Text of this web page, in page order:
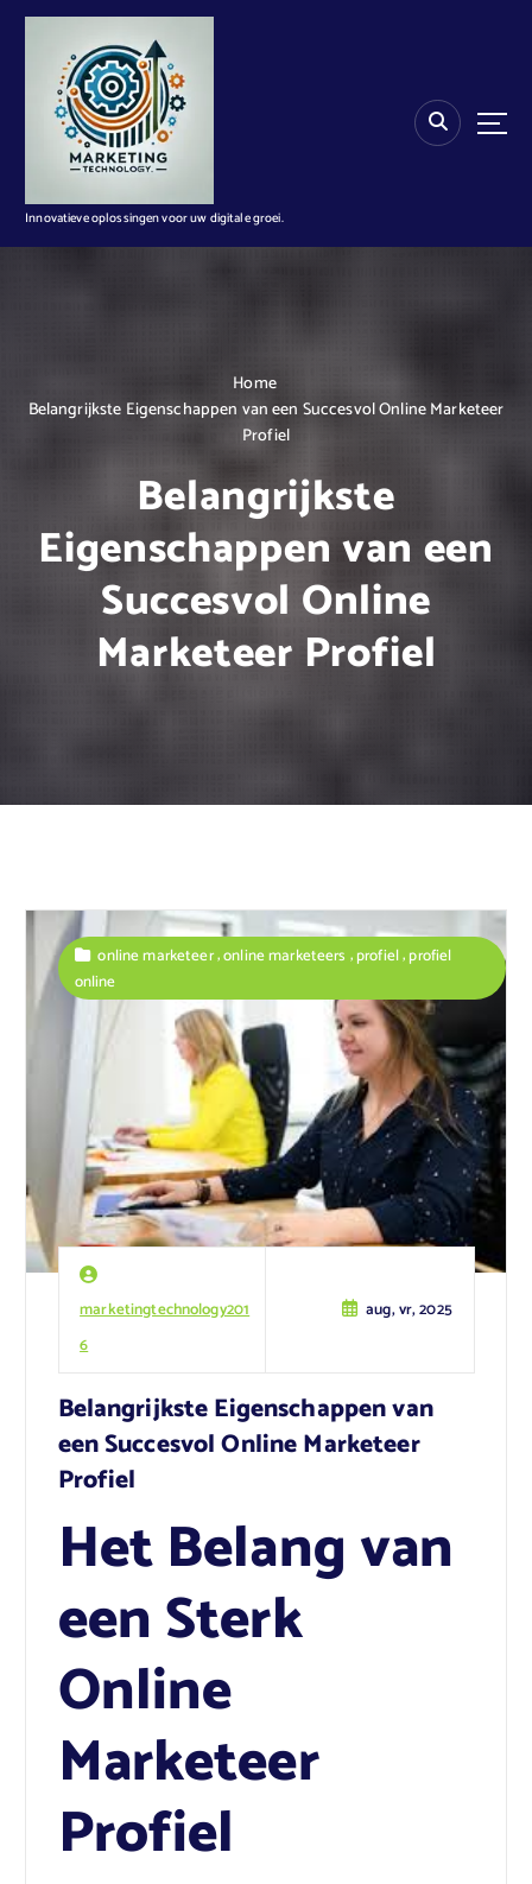
n
Innovatieve oplossingen voor uw digitale groei.
Home
Belangrijkste Eigenschappen van een Succesvol Online Marketeer
Profiel
Belangrijkste
Eigenschappen van een
Succesvol Online
Marketeer Profiel
marketingtechnology201
6
aug, vr, 2025
online marketeer,online marketeers ,profiel,profiel
online
Belangrijkste Eigenschappen van
een Succesvol Online Marketeer
Profiel
Het Belang van
een Sterk
Online
Marketeer
Profiel